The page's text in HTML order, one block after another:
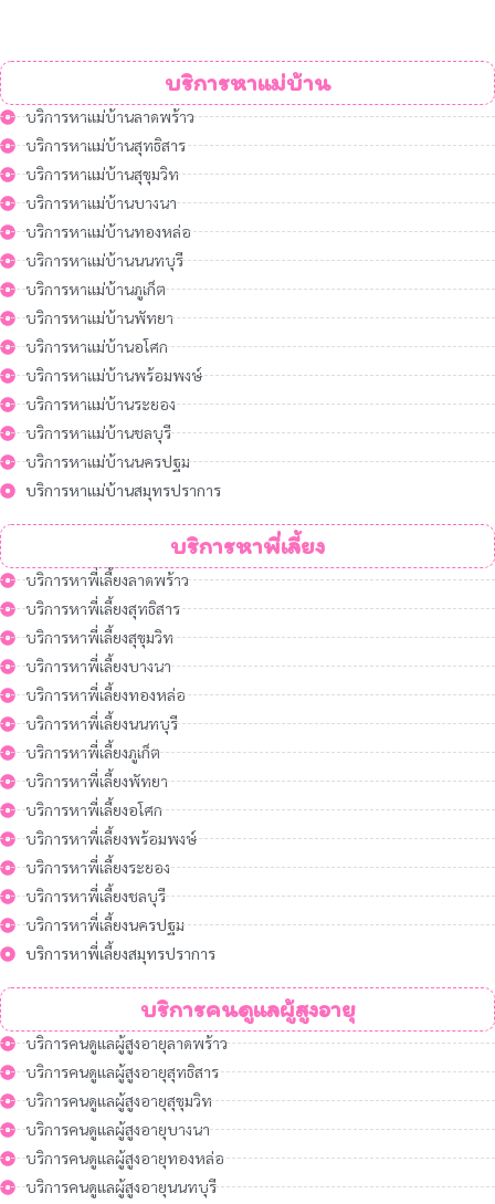
บริการหาแม่บ้าน
บริการหาแม่บ้านลาดพร้าว
บริการหาแม่บ้านสุทธิสาร
บริการหาแม่บ้านสุขุมวิท
บริการหาแม่บ้านบางนา
บริการหาแม่บ้านทองหล่อ
บริการหาแม่บ้านนนทบุรี
บริการหาแม่บ้านภูเก็ต
บริการหาแม่บ้านพัทยา
บริการหาแม่บ้านอโศก
บริการหาแม่บ้านพร้อมพงษ์
บริการหาแม่บ้านระยอง
บริการหาแม่บ้านชลบุรี
บริการหาแม่บ้านนครปฐม
บริการหาแม่บ้านสมุทรปราการ
บริการหาพี่เลี้ยง
บริการหาพี่เลี้ยงลาดพร้าว
บริการหาพี่เลี้ยงสุทธิสาร
บริการหาพี่เลี้ยงสุขุมวิท
บริการหาพี่เลี้ยงบางนา
บริการหาพี่เลี้ยงทองหล่อ
บริการหาพี่เลี้ยงนนทบุรี
บริการหาพี่เลี้ยงภูเก็ต
บริการหาพี่เลี้ยงพัทยา
บริการหาพี่เลี้ยงอโศก
บริการหาพี่เลี้ยงพร้อมพงษ์
บริการหาพี่เลี้ยงระยอง
บริการหาพี่เลี้ยงชลบุรี
บริการหาพี่เลี้ยงนครปฐม
บริการหาพี่เลี้ยงสมุทรปราการ
บริการคนดูแลผู้สูงอายุ
บริการคนดูแลผู้สูงอายุลาดพร้าว
บริการคนดูแลผู้สูงอายุสุทธิสาร
บริการคนดูแลผู้สูงอายุสุขุมวิท
บริการคนดูแลผู้สูงอายุบางนา
บริการคนดูแลผู้สูงอายุทองหล่อ
บริการคนดูแลผู้สูงอายุนนทบุรี